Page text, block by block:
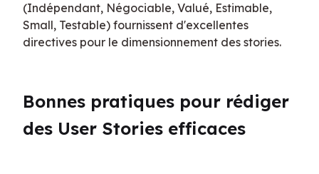
(Indépendant, Négociable, Valué, Estimable,
Small, Testable) fournissent d'excellentes
directives pour le dimensionnement des stories.
Bonnes pratiques pour rédiger
des User Stories efficaces